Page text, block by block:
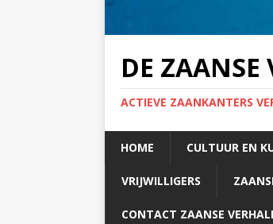
DE ZAANSE
ACTIEVE ZAANKANTERS
HOME CULTUUR EN
VRIJWILLIGERS
CONTACT ZAANSE